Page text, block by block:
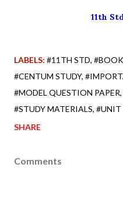
11th
LABELS: #11TH STD
#CENTUM STUDY
#MODEL QUESTION PAPER
#STUDY MATERIALS #UNIT
SHARE
Comments